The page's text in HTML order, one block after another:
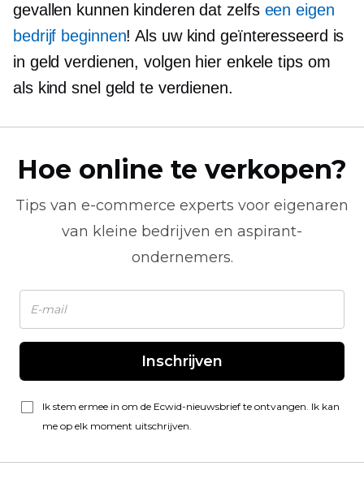
gevallen kunnen kinderen dat zelfs een eigen
bedrijf beginnen! Als uw kind geïnteresseerd is
in geld verdienen, volgen hier enkele tips om
als kind snel geld te verdienen.
Hoe online te verkopen?
Tips van e-commerce experts voor eigenaren
van kleine bedrijven en aspirant-
ondernemers.
Inschrijven
Ik stem ermee in om de Ecwid-nieuwsbrief te ontvangen. Ik kan
me op elk moment uitschrijven.